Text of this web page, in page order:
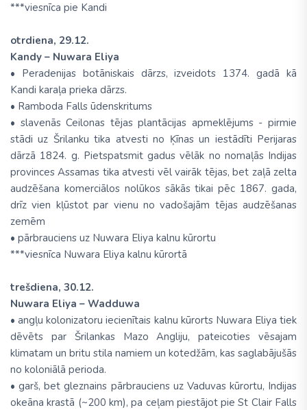
***viesnīca pie Kandi
otrdiena, 29.12.
Kandy – Nuwara Eliya
• Peradenijas botāniskais dārzs, izveidots 1374. gadā kā
Kandi karaļa prieka dārzs.
• Ramboda Falls ūdenskritums
• slavenās Ceilonas tējas plantācijas apmeklējums - pirmie
stādi uz Šrilanku tika atvesti no Ķīnas un iestādīti Perijaras
dārzā 1824. g. Pietspatsmit gadus vēlāk no nomaļās Indijas
provinces Assamas tika atvesti vēl vairāk tējas, bet zaļā zelta
audzēšana komerciālos nolūkos sākās tikai pēc 1867. gada,
drīz vien kļūstot par vienu no vadošajām tējas audzēšanas
zemēm
• pārbrauciens uz Nuwara Eliya kalnu kūrortu
***viesnīca Nuwara Eliya kalnu kūrortā
trešdiena, 30.12.
Nuwara Eliya – Wadduwa
• angļu kolonizatoru iecienītais kalnu kūrorts Nuwara Eliya tiek
dēvēts par Šrilankas Mazo Angliju, pateicoties vēsajam
klimatam un britu stila namiem un kotedžām, kas saglabājušās
no koloniālā perioda.
• garš, bet gleznains pārbrauciens uz Vaduvas kūrortu, Indijas
okeāna krastā (~200 km), pa ceļam piestājot pie St Clair Falls